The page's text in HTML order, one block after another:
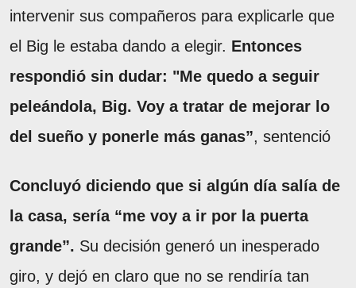
intervenir sus compañeros para explicarle que
el Big le estaba dando a elegir. Entonces
respondió sin dudar: "Me quedo a seguir
peleándola, Big. Voy a tratar de mejorar lo
del sueño y ponerle más ganas”, sentenció
Concluyó diciendo que si algún día salía de
la casa, sería “me voy a ir por la puerta
grande”. Su decisión generó un inesperado
giro, y dejó en claro que no se rendiría tan